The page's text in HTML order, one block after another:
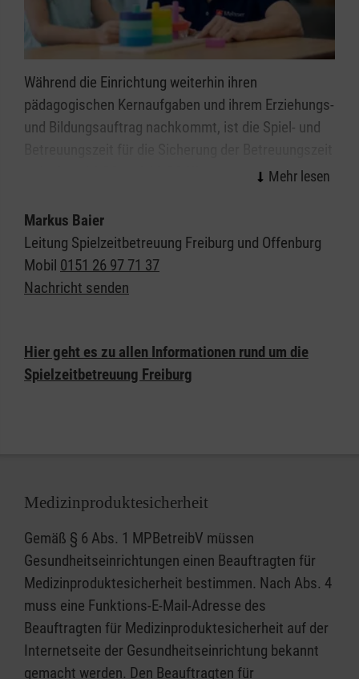
Während die Einrichtung weiterhin ihren
pädagogischen Kernaufgaben und ihrem Erziehungs-
und Bildungsauftrag nachkommt, ist die Spiel- und
zuständig und den
Bewegung zu verbringen.
Markus Baier
Leitung Spielzeitbetreuung Freiburg und Offenburg
Mobil 0151 26 97 71 37
Nachricht senden
Hier geht es zu allen Informationen rund um die
Spielzeitbetreuung Freiburg
Medizinproduktesicherheit
Gemäß § 6 Abs. 1 MPBetreibV müssen
Gesundheitseinrichtungen einen Beauftragten für
Medizinproduktesicherheit bestimmen. Nach Abs. 4
muss eine Funktions-E-Mail-Adresse des
Beauftragten für Medizinproduktesicherheit auf der
Internetseite der Gesundheitseinrichtung bekannt
gemacht werden. Den Beauftragten für